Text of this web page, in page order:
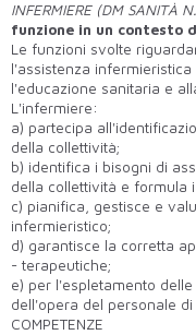
INFERMIERE (DM SANITÀ
funzione in un contesto
Le funzioni svolte
l'assistenza
l'educazione sanitaria e
L'infermiere:
a) partecipa
della collettività;
b) identifica i bisogni di
della collettività e formula
c) pianifica, gestisce e
infermieristico;
d) garantisce la corretta
- terapeutiche;
e) per l'espletamento
dell'opera del personale di
COMPETENZE